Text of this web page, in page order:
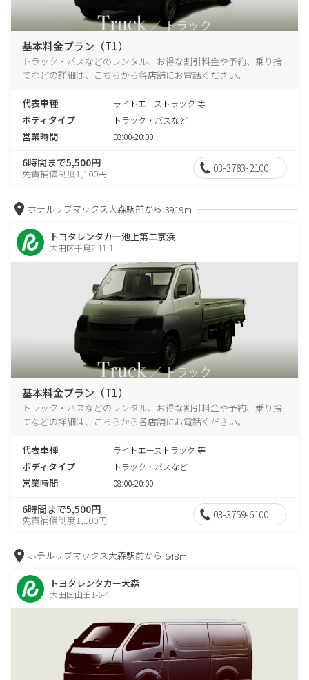
基本料金プラン（T1）
トラック・バスなどのレンタル、お得な割引料金や予約、乗り捨
てなどの詳細は、こちらから各店舗にお電話ください。
代表車種 ライトエーストラック 等
ボディタイプ トラック・バスなど
営業時間 08:00-20:00
6時間まで5,500円
免責補償制度1,100円 03-3783-2100
ホテルリブマックス大森駅前から 3919m
トヨタレンタカー池上第二京浜
大田区千鳥2-11-1
基本料金プラン（T1）
トラック・バスなどのレンタル、お得な割引料金や予約、乗り捨
てなどの詳細は、こちらから各店舗にお電話ください。
代表車種 ライトエーストラック 等
ボディタイプ トラック・バスなど
営業時間 08:00-20:00
6時間まで5,500円
免責補償制度1,100円 03-3759-6100
ホテルリブマックス大森駅前から 648m
トヨタレンタカー大森
大田区山王1-6-4